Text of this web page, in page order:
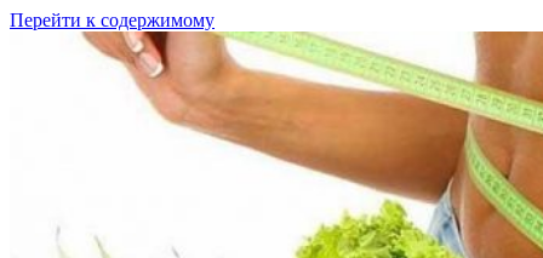
Перейти к содержимому